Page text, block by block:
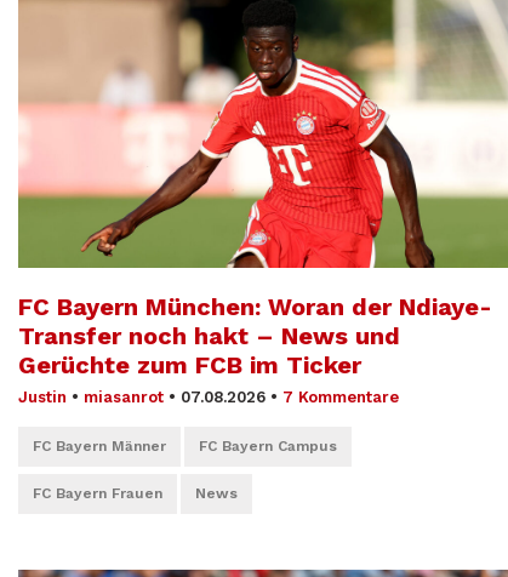
FC Bayern München: Woran der Ndiaye-
Transfer noch hakt – News und
Gerüchte zum FCB im Ticker
Justin • miasanrot • 07.08.2026 • 7 Kommentare
FC Bayern Männer FC Bayern Campus
FC Bayern Frauen News